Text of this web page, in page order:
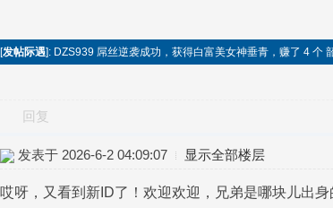
[发帖际遇]: DZS939 屌丝逆袭成功，获得白富美女神垂青，赚了 4 个
回复
发表于 2026-6-2 04:09:07 显示全部楼层
哎呀，又看到新ID了！欢迎欢迎，兄弟是哪块儿出